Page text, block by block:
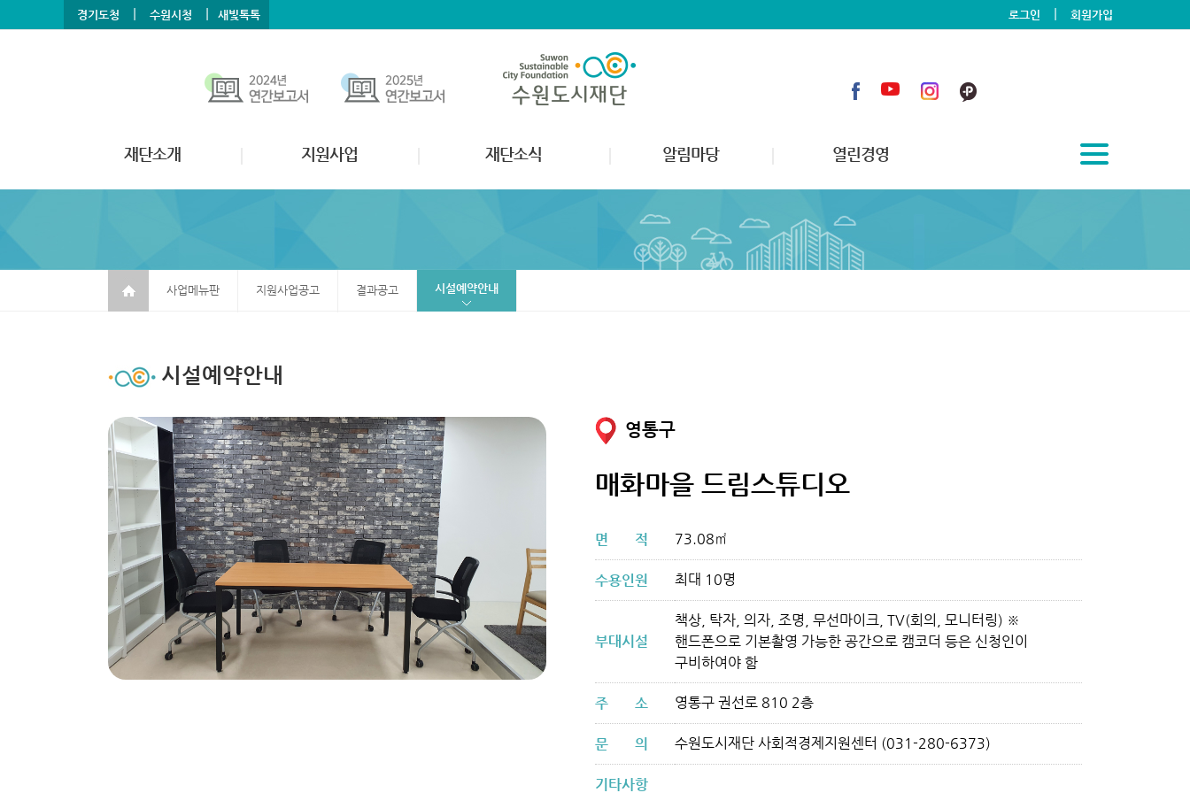
메뉴바로가기
본문바로가기경기도청 | 수원시청 | 새빛톡톡 회원가입
|
로그인
재단소개 지원사업 재단소식 알림마당 열린경영
사업메뉴판 지원사업공고 결과공고 시설예약안내
시설예약안내
영통구
매화마을 드림스튜디오
면 적 73.08㎡
수용인원 최대 10명
부대시설
책상, 탁자, 의자, 조명, 무선마이크, TV(회의, 모니터링) ※
핸드폰으로 기본촬영 가능한 공간으로 캠코더 등은 신청인이
구비하여야 함
주 소 영통구 권선로 810 2층
문 의 수원도시재단 사회적경제지원센터 (031-280-6373)
기타사항